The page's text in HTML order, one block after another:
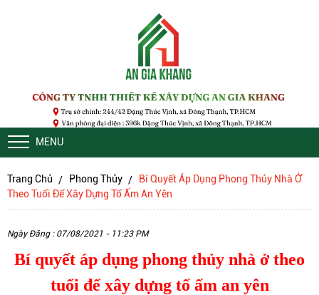
MENU
Trang Chủ Phong Thủy
Bí Quyết Áp Dụng Phong Thủy Nhà Ở
Theo Tuổi Để Xây Dựng Tổ Ấm An Yên
Ngày Đăng : 07/08/2021 - 11:23 PM
Bí quyết áp dụng phong thủy nhà ở theo
tuổi để xây dựng tổ ấm an yên